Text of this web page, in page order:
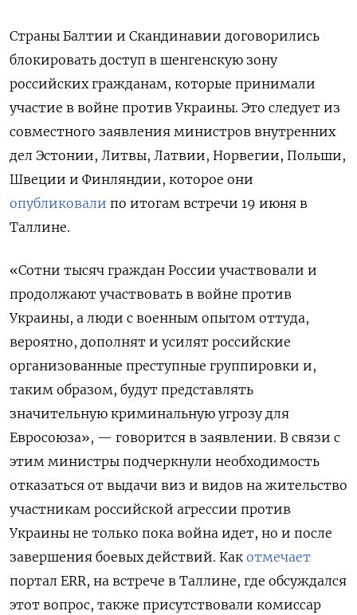
Страны Балтии и Скандинавии договорились
блокировать доступ в шенгенскую зону
российских гражданам, которые принимали
участие в войне против Украины. Это следует из
совместного заявления министров внутренних
дел Эстонии, Литвы, Латвии, Норвегии, Польши,
Швеции и Финляндии, которое они
опубликовали по итогам встречи 19 июня в
Таллине.
«Сотни тысяч граждан России участвовали и
продолжают участвовать в войне против
Украины, а люди с военным опытом оттуда,
вероятно, дополнят и усилят российские
организованные преступные группировки и,
таким образом, будут представлять
значительную криминальную угрозу для
Евросоюза», — говорится в заявлении. В связи с
этим министры подчеркнули необходимость
отказаться от выдачи виз и видов на жительство
участникам российской агрессии против
Украины не только пока война идет, но и после
завершения боевых действий. Как отмечает
портал ERR, на встрече в Таллине, где обсуждался
этот вопрос, также присутствовали комиссар